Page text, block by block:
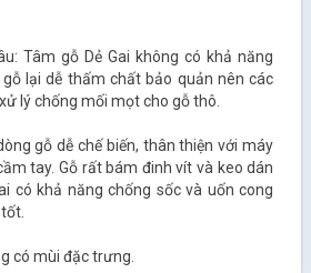
Tâm gỗ Dẻ Gai không có khả năng
lại dễ thấm chất bảo quản nên các
lý chống mối mọt cho gỗ thô.
gỗ dễ chế biến, thân thiện với máy
tay. Gỗ rất bám đinh vít và keo dán
có khả năng chống sốc và uốn cong
có mùi đặc trưng.